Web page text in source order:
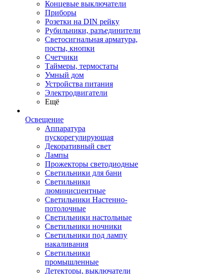
Концевые выключатели
Приборы
Розетки на DIN рейку
Рубильники, разъединители
Светосигнальная арматура,
посты, кнопки
Счетчики
Таймеры, термостаты
Умный дом
Устройства питания
Электродвигатели
Ещё
Освещение
Аппаратура
пускорегулирующая
Декоративный свет
Лампы
Прожекторы светодиодные
Светильники для бани
Светильники
люминисцентные
Светильники Настенно-
потолочные
Светильники настольные
Светильники ночники
Светильники под лампу
накаливания
Светильники
промышленные
Детекторы, выключатели